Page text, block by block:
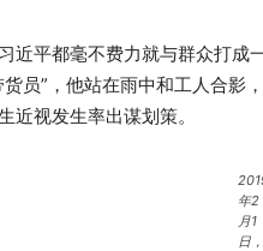
近平都毫不费力就与群众打
员”，他站在雨中和工人合影
近视发生率出谋划策。
年2
月1
日，